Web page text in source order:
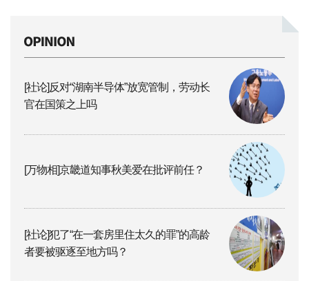
[社论]反对“湖南半导体”放宽管制，劳动长
官在国策之上吗
[万物相]京畿道知事秋美爱在批评前任？
[社论]犯了“在一套房里住太久的罪”的高龄
者要被驱逐至地方吗？